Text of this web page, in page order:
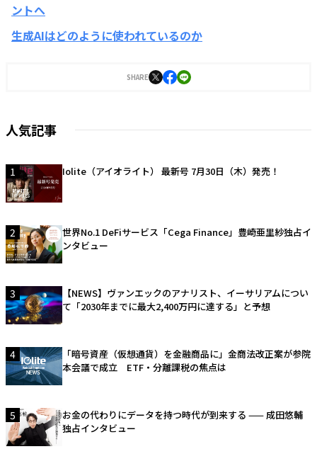
ントへ
生成AIはどのように使われているのか
SHARE
人気記事
1 Iolite（アイオライト） 最新号 7月30日（木）発売！
2
世界No.1 DeFiサービス「Cega Finance」豊崎亜里紗独占イ
ンタビュー
3
【NEWS】ヴァンエックのアナリスト、イーサリアムについ
て「2030年までに最大2,400万円に達する」と予想
4
「暗号資産（仮想通貨）を金融商品に」金商法改正案が参院
本会議で成立 ETF・分離課税の焦点は
5
お金の代わりにデータを持つ時代が到来する —— 成田悠輔
独占インタビュー